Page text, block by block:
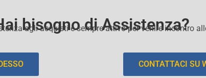
bisogno di Assistenza?
agli acquisti e sempre attivo per venire incontro
CONTATTACI SU